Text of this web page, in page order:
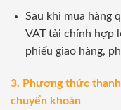
Sau khi mua hàng
VAT tài chính hợp
phiếu giao hàng,
3. Phương thức
chuyển khoản